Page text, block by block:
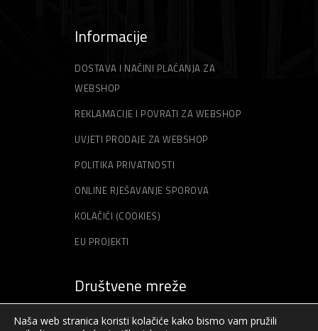
Informacije
DOSTAVA I NAČINI PLAĆANJA ZA
WEBSHOP
REKLAMACIJE I POVRATI ZA WEBSHOP
UVJETI PRODAJE ZA WEBSHOP
POLITIKA PRIVATNOSTI
ONLINE RJEŠAVANJE SPOROVA
KOLAČIĆI (COOKIES)
EU PROJEKTI
Društvene mreže
Naša web stranica koristi kolačiće kako bismo vam pružili